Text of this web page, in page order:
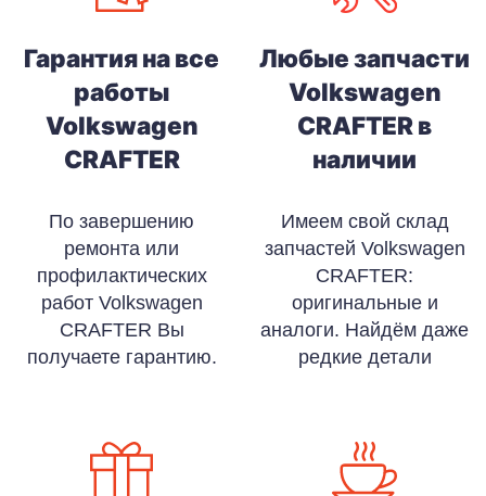
Гарантия на все
работы
Volkswagen
CRAFTER
По завершению
ремонта или
профилактических
работ Volkswagen
CRAFTER Вы
получаете гарантию.
Любые запчасти
Volkswagen
CRAFTER в
наличии
Имеем свой склад
запчастей Volkswagen
CRAFTER:
оригинальные и
аналоги. Найдём даже
редкие детали